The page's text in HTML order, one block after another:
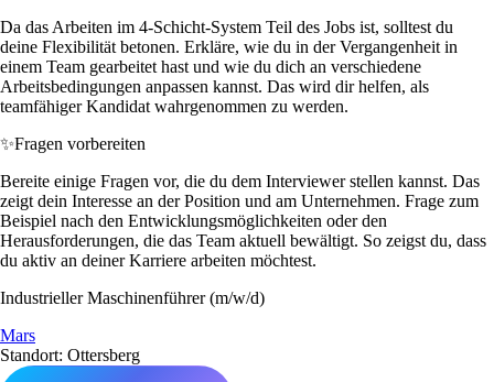
Da das Arbeiten im 4-Schicht-System Teil des Jobs ist, solltest du
deine Flexibilität betonen. Erkläre, wie du in der Vergangenheit in
einem Team gearbeitet hast und wie du dich an verschiedene
Arbeitsbedingungen anpassen kannst. Das wird dir helfen, als
teamfähiger Kandidat wahrgenommen zu werden.
✨Fragen vorbereiten
Bereite einige Fragen vor, die du dem Interviewer stellen kannst. Das
zeigt dein Interesse an der Position und am Unternehmen. Frage zum
Beispiel nach den Entwicklungsmöglichkeiten oder den
Herausforderungen, die das Team aktuell bewältigt. So zeigst du, dass
du aktiv an deiner Karriere arbeiten möchtest.
Industrieller Maschinenführer (m/w/d)
Mars
Standort: Ottersberg